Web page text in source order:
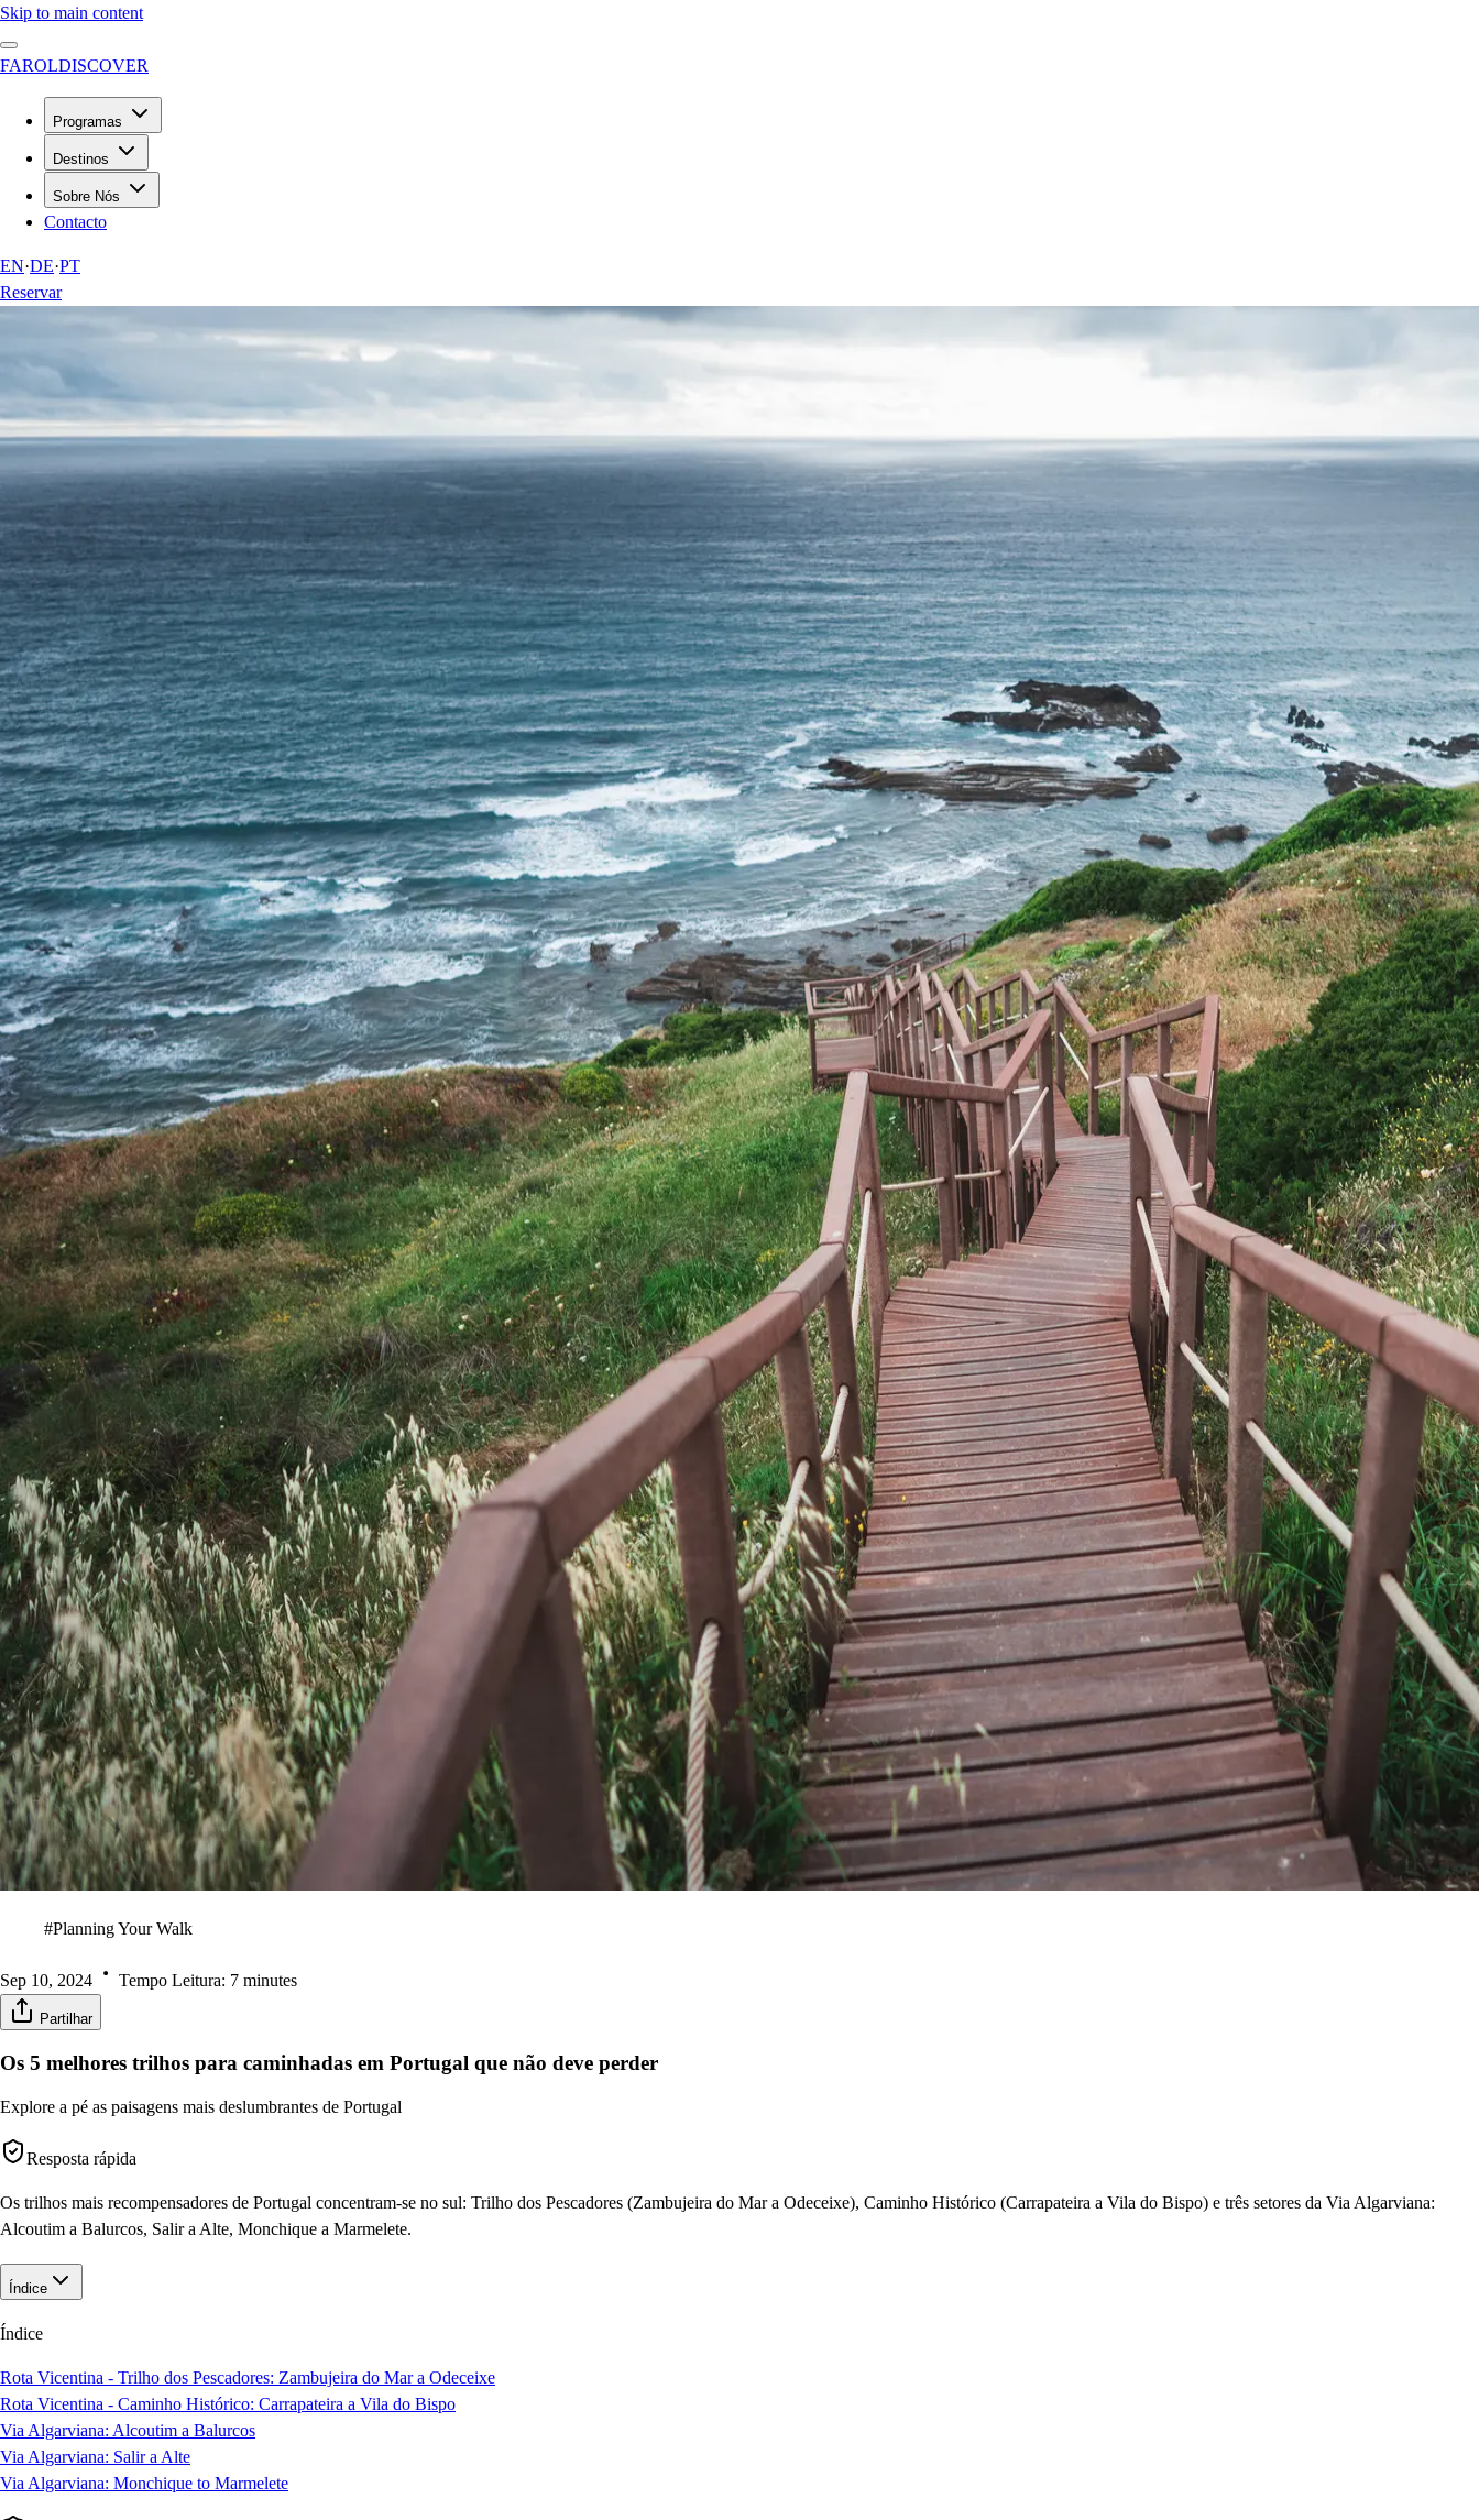
Skip to main content
FAROLDISCOVER
Programas
Destinos
Sobre Nós
Contacto
EN·DE·PT
Reservar
#Planning Your Walk
Sep 10, 2024 Tempo Leitura: 7 minutes
Partilhar
Os 5 melhores trilhos para caminhadas em Portugal que não deve perder
Explore a pé as paisagens mais deslumbrantes de Portugal
Resposta rápida
Os trilhos mais recompensadores de Portugal concentram-se no sul: Trilho dos Pescadores (Zambujeira do Mar a Odeceixe), Caminho Histórico (Carrapateira a Vila do Bispo) e três setores da Via Algarviana:
Alcoutim a Balurcos, Salir a Alte, Monchique a Marmelete.
Índice
Índice
Rota Vicentina - Trilho dos Pescadores: Zambujeira do Mar a Odeceixe
Rota Vicentina - Caminho Histórico: Carrapateira a Vila do Bispo
Via Algarviana: Alcoutim a Balurcos
Via Algarviana: Salir a Alte
Via Algarviana: Monchique to Marmelete